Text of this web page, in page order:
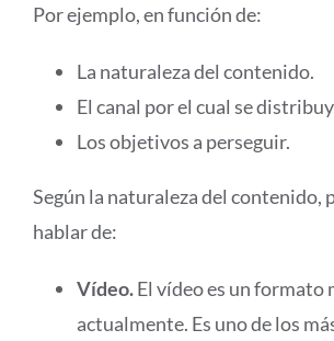
Por ejemplo, en función de:
La naturaleza del contenido.
El canal por el cual se
Los objetivos a perseguir.
Según la naturaleza del contenido,
hablar de:
Vídeo.El vídeo es un formato
actualmente. Es uno de los